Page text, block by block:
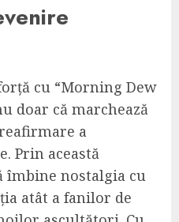
cu “Morning Dew
doar că marchează
a
Prin această
îmbine nostalgia cu
atât a fanilor de